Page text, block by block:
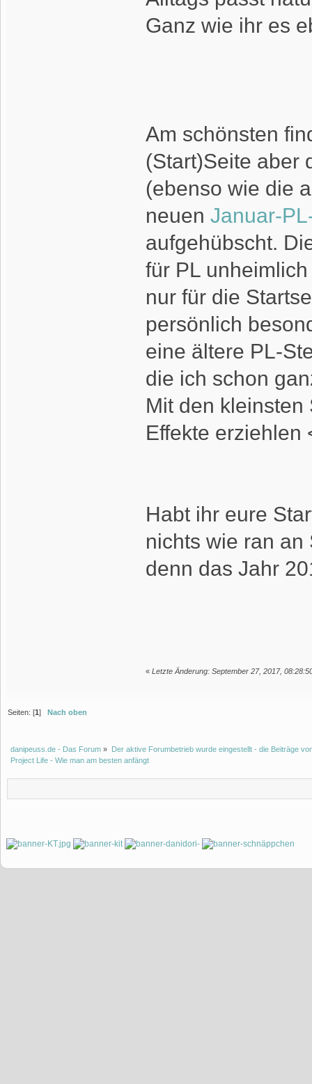
Ganz wie ihr es
Am schönsten
(Start)Seite aber
(ebenso wie die
neuen Januar-
aufgehübscht.
für PL
nur für die
persönlich
eine ältere PL-
die ich schon
Mit den
Effekte erziehlen
Habt ihr eure
nichts wie ran
denn das Jahr
« Letzte Änderung: September 27, 2017,
Seiten: [1]Nach oben
danipeuss.de - Das Forum »
Der aktive Forumbetrieb wurde eingestellt - die Beiträge
Project Life - Wie man am besten anfängt